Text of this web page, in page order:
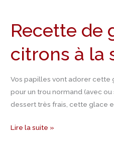
Recette de
citrons à la
Vos papilles vont adorer cette
pour un trou normand (avec
dessert très frais, cette glace
glace
aux
citrons
la
sorbetière
Lire la suite »